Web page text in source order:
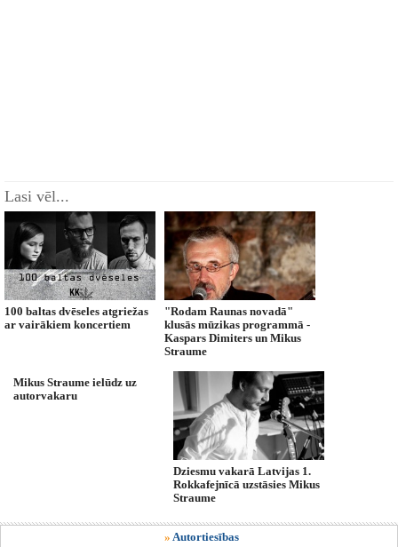
Lasi vēl...
100 baltas dvēseles atgriežas
ar vairākiem koncertiem
"Rodam Raunas novadā"
klusās mūzikas programmā -
Kaspars Dimiters un Mikus
Straume
Mikus Straume ielūdz uz
autorvakaru
Dziesmu vakarā Latvijas 1.
Rokkafejnīcā uzstāsies Mikus
Straume
» Autortiesības